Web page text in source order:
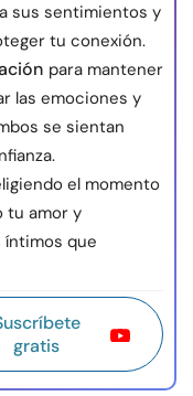
sus sentimientos y
tu conexión.
para mantener
las emociones y
se sientan
el momento
tu amor y
que
gratis